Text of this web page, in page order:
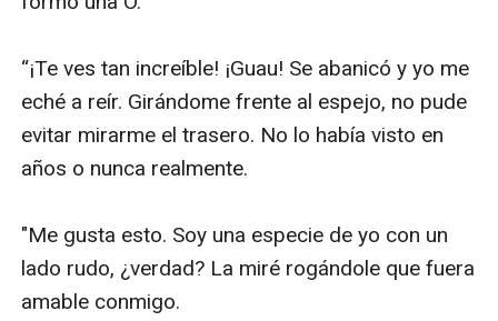
“¡Te ves tan increíble! ¡Guau! Se abanicó y yo me
eché a reír. Girándome frente al espejo, no pude
evitar mirarme el trasero. No lo había visto en
años o nunca realmente.
"Me gusta esto. Soy una especie de yo con un
lado rudo, ¿verdad? La miré rogándole que fuera
amable conmigo.